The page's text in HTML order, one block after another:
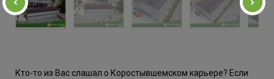
Кто-то из Вас слашал о Коростывшемском карьере? Если